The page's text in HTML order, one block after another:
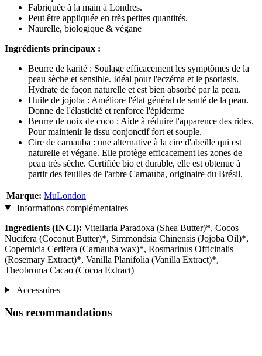
Fabriquée à la main à Londres.
Peut être appliquée en très petites quantités.
Naurelle, biologique & végane
Ingrédients principaux :
Beurre de karité : Soulage efficacement les symptômes de la
peau sèche et sensible. Idéal pour l'eczéma et le psoriasis.
Hydrate de façon naturelle et est bien absorbé par la peau.
Huile de jojoba : Améliore l'état général de santé de la peau.
Donne de l'élasticité et renforce l'épiderme
Beurre de noix de coco : Aide à réduire l'apparence des rides.
Pour maintenir le tissu conjonctif fort et souple.
Cire de carnauba : une alternative à la cire d'abeille qui est
naturelle et végane. Elle protège efficacement les zones de
peau très sèche. Certifiée bio et durable, elle est obtenue à
partir des feuilles de l'arbre Carnauba, originaire du Brésil.
Marque: MuLondon
Informations complémentaires
Ingredients (INCI): Vitellaria Paradoxa (Shea Butter)*, Cocos
Nucifera (Coconut Butter)*, Simmondsia Chinensis (Jojoba Oil)*,
Copernicia Cerifera (Carnauba wax)*, Rosmarinus Officinalis
(Rosemary Extract)*, Vanilla Planifolia (Vanilla Extract)*,
Theobroma Cacao (Cocoa Extract)
Accessoires
Nos recommandations